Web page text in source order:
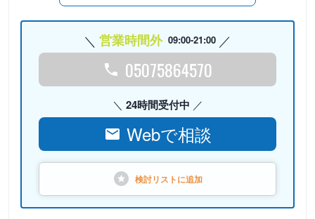
営業時間外 09:00-21:00
05075864570
24時間受付中
Webで相談
検討リストに追加